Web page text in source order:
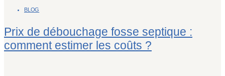
BLOG
Prix de débouchage fosse septique :
comment estimer les coûts ?